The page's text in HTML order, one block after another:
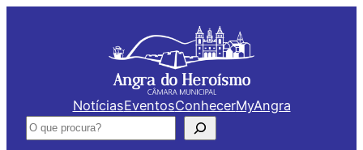
NotíciasEventosConhecerMyAngra
Pesquisar